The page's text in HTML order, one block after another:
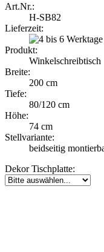
Art.Nr.:
H-SB82
Lieferzeit:
Produkt:
Winkelschreibtisch
Breite:
200 cm
Tiefe:
80/120 cm
Höhe:
74 cm
Stellvariante:
beidseitig
Dekor Tischplatte: